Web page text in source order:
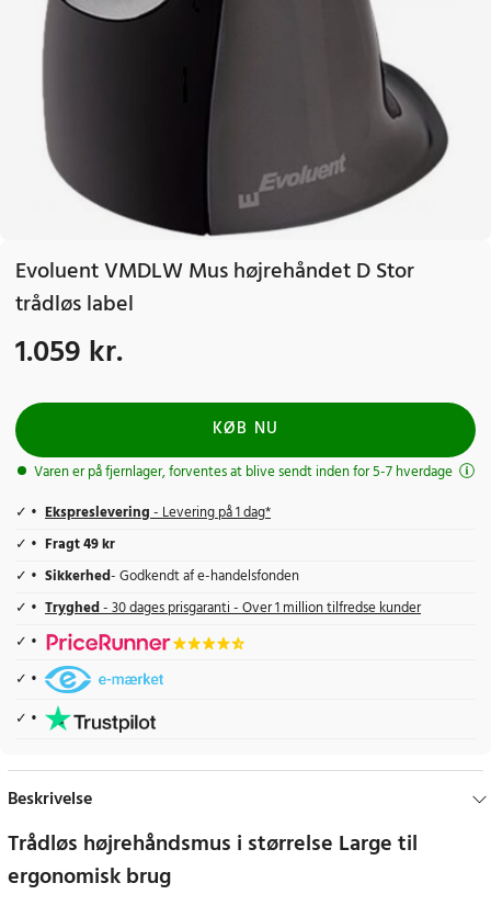
Evoluent VMDLW Mus højrehåndet D Stor
trådløs label
Pris:1.059 kr.
1.059 kr.
KØB NU
Varen er på fjernlager, forventes at blive sendt inden for 5-7 hverdage
Ekspreslevering- Levering på 1 dag*
Fragt 49 kr
Sikkerhed- Godkendt af e-handelsfonden
Tryghed- 30 dages prisgaranti - Over 1 million tilfredse kunder
Beskrivelse
Trådløs højrehåndsmus i størrelse Large til
ergonomisk brug